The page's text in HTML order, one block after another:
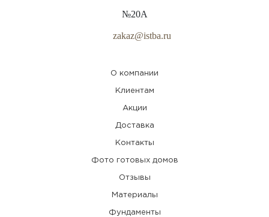
№20А
zakaz@istba.ru
О компании
Клиентам
Акции
Доставка
Контакты
Фото готовых домов
Отзывы
Материалы
Фундаменты